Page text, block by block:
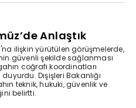
Anlaştık
ilişkin yürütülen görüşmelerde,
güvenli şekilde sağlanması
coğrafi koordinatları
Dışişleri Bakanlığı
teknik, hukuki, güvenlik ve
belirtti.